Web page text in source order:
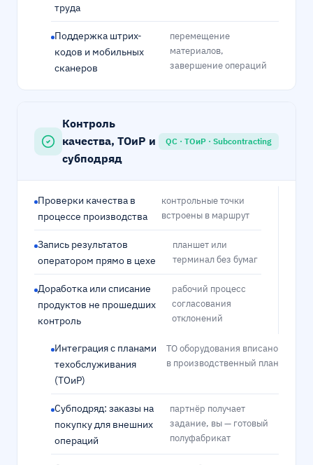
труда
Поддержка штрих-
кодов и мобильных
сканеров
перемещение
материалов,
завершение операций
Контроль
качества, ТОиР и
субподряд
QC · ТОиР · Subcontracting
Проверки качества в
процессе производства
контрольные точки
встроены в маршрут
Запись результатов
оператором прямо в цехе
планшет или
терминал без бумаг
Доработка или списание
продуктов не прошедших
контроль
рабочий процесс
согласования
отклонений
Интеграция с планами
техобслуживания
(ТОиР)
ТО оборудования вписано
в производственный план
Субподряд: заказы на
покупку для внешних
операций
партнёр получает
задание, вы — готовый
полуфабрикат